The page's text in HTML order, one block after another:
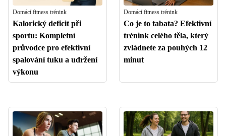
Domácí fitness trénink
Kalorický deficit při
sportu: Kompletní
průvodce pro efektivní
spalování tuku a udržení
výkonu
Domácí fitness trénink
Co je to tabata? Efektivní
trénink celého těla, který
zvládnete za pouhých 12
minut